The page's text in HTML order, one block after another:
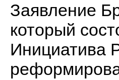
Заявление
который
Инициатива